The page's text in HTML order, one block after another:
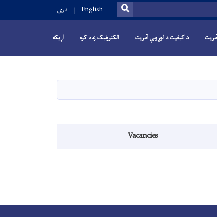
SEARCH
English دری
د کیفیت د لوړونې آمریت الکترونیک زده کره اړیکه
Vacancies